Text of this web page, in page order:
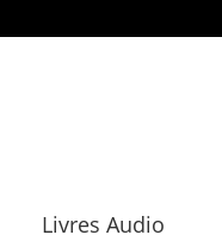
Livres Audio